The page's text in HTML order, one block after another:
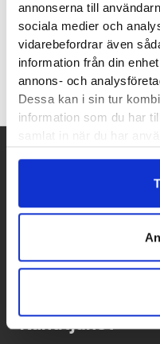
annonserna till
sociala medier och
vidarebefordrar även
information från din
annons- och
Dessa kan i sin tur
information som du har
samlat in när du har
Recensioner
Kundtjänst